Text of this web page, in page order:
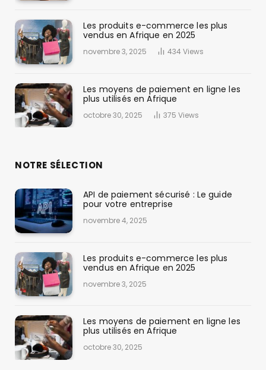
Les produits e-commerce les plus
vendus en Afrique en 2025
novembre 3, 2025 434 Views
Les moyens de paiement en ligne les
plus utilisés en Afrique
octobre 30, 2025 375 Views
NOTRE SÉLECTION
API de paiement sécurisé : Le guide
pour votre entreprise
novembre 4, 2025
Les produits e-commerce les plus
vendus en Afrique en 2025
novembre 3, 2025
Les moyens de paiement en ligne les
plus utilisés en Afrique
octobre 30, 2025